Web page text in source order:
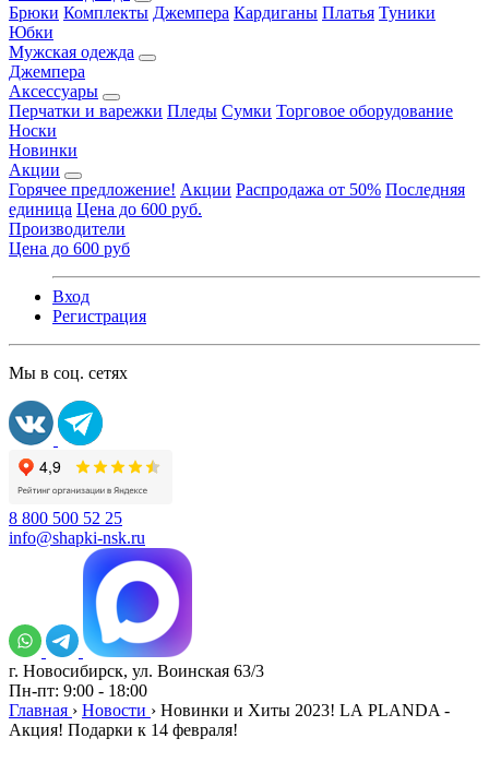
Брюки Комплекты Джемпера Кардиганы Платья Туники
Юбки
Мужская одежда
Джемпера
Аксессуары
Перчатки и варежки Пледы Сумки Торговое оборудование
Носки
Новинки
Акции
Горячее предложение! Акции Распродажа от 50% Последняя
единица Цена до 600 руб.
Производители
Цена до 600 руб
Вход
Регистрация
Мы в соц. сетях
8 800 500 52 25
info@shapki-nsk.ru
г. Новосибирск, ул. Воинская 63/3
Пн-пт: 9:00 - 18:00
Главная › Новости › Новинки и Хиты 2023! LА PLANDA -
Акция! Подарки к 14 февраля!